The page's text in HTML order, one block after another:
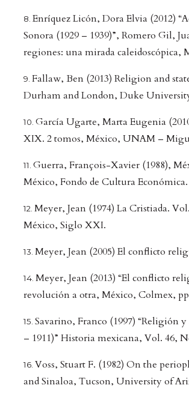
Enríquez Licón, Dora Elvia (2012)
Sonora (1929 – 1939)”, Romero Gil,
regiones: una mirada caleidoscópica,
Fallaw, Ben (2013) Religion and
Durham and London, Duke
García Ugarte, Marta Eugenia
XIX. 2 tomos, México, UNAM –
Guerra, François-Xavier (1988),
México, Fondo de Cultura Económica.
Meyer, Jean (1974) La Cristiada.
México, Siglo XXI.
Meyer, Jean (2005) El conflicto
Meyer, Jean (2013) “El conflicto
revolución a otra, México, Colmex,
Savarino, Franco (1997) “Religión
– 1911)” Historia mexicana, Vol. 46,
Voss, Stuart F. (1982) On the
and Sinaloa, Tucson, University of